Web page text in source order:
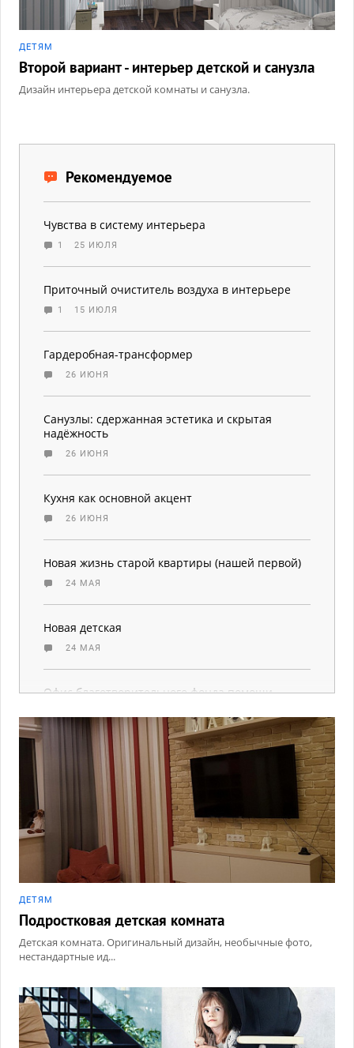
ДЕТЯМ
Второй вариант - интерьер детской и санузла
Дизайн интерьера детской комнаты и санузла.
Рекомендуемое
Чувства в систему интерьера
1 25 ИЮЛЯ
Приточный очиститель воздуха в интерьере
1 15 ИЮЛЯ
Гардеробная-трансформер
26 ИЮНЯ
Санузлы: сдержанная эстетика и скрытая
надёжность
26 ИЮНЯ
Кухня как основной акцент
26 ИЮНЯ
Новая жизнь старой квартиры (нашей первой)
24 МАЯ
Новая детская
24 МАЯ
Офис благотворительного фонда помощи
23 МАЯ
ДЕТЯМ
Подростковая детская комната
Детская комната. Оригинальный дизайн, необычные фото,
нестандартные ид...